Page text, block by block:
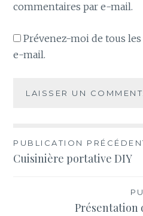
commentaires par e-mail.
Prévenez-moi de tous
e-mail.
Navigation
PUBLICATION
Cuisinière portative DIY
Présentation